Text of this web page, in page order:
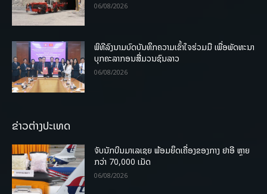
06/08/2026
ພິທີລົງນາມບົດບັນທຶກຄວາມເຂົ້າໃຈຮ່ວມມື ເພື່ອພັດທະນາ
ບຸກຄະລາກອນສື່ມວນຊົນລາວ
06/08/2026
ຂ່າວຕ່າງປະເທດ
ຈັບນັກບິນມາເລເຊຍ ພ້ອມຍຶດເຄື່ອງຂອງກາງ ຢາອີ ຫຼາຍ
ກວ່າ 70,000 ເມັດ
06/08/2026